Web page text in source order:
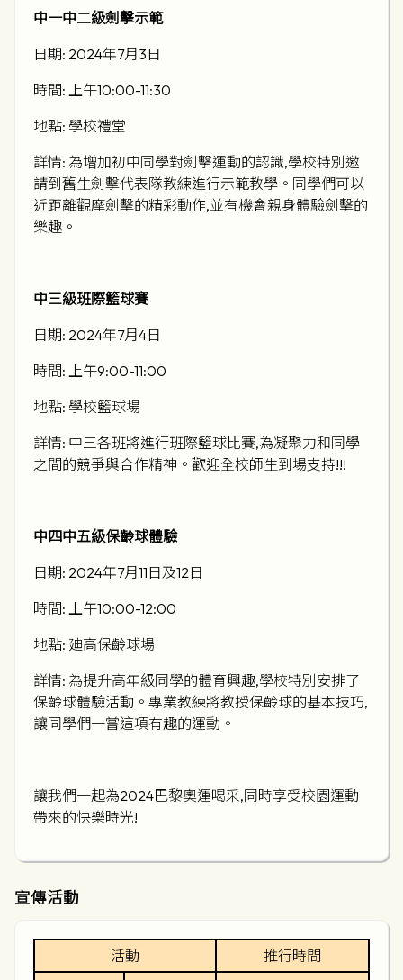
中一中二級劍擊示範
日期: 2024年7月3日
時間: 上午10:00-11:30
地點: 學校禮堂
詳情: 為增加初中同學對劍擊運動的認識,學校特別邀
請到舊生劍擊代表隊教練進行示範教學。同學們可以
近距離觀摩劍擊的精彩動作,並有機會親身體驗劍擊的
樂趣。
中三級班際籃球賽
日期: 2024年7月4日
時間: 上午9:00-11:00
地點: 學校籃球場
詳情: 中三各班將進行班際籃球比賽,為凝聚力和同學
之間的競爭與合作精神。歡迎全校師生到場支持!!!
中四中五級保齡球體驗
日期: 2024年7月11日及12日
時間: 上午10:00-12:00
地點: 廸高保齡球場
詳情: 為提升高年級同學的體育興趣,學校特別安排了
保齡球體驗活動。專業教練將教授保齡球的基本技巧,
讓同學們一嘗這項有趣的運動。
讓我們一起為2024巴黎奧運喝采,同時享受校園運動
帶來的快樂時光!
宣傳活動
活動
推行時間